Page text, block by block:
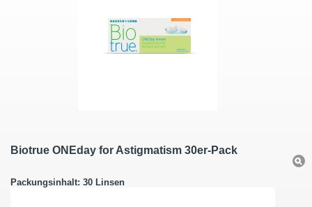
Biotrue ONEday for Astigmatism 30er-Pack
Packungsinhalt: 30 Linsen